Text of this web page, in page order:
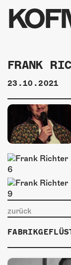
INFOS
ÜBER
FRANK
23.10.2021
zurück